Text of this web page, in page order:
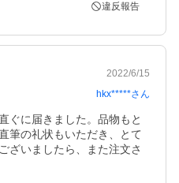
違反報告
2022/6/15
hkx*****さん
ぐに届きました。品物もと
筆の礼状もいただき、とて
ざいましたら、また注文さ